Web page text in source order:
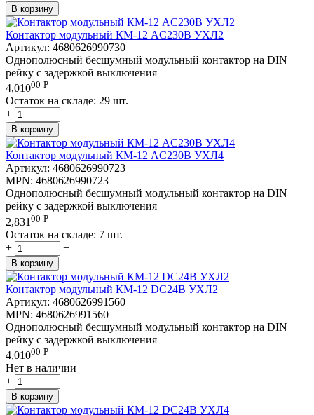
В корзину
Контактор модульный КМ-12 AC230В УХЛ2
Артикул: 4680626990730
Однополюсный бесшумный модульный контактор на DIN
рейку с задержкой выключения
4,01000 Р
Остаток на складе: 29 шт.
+
−
В корзину
Контактор модульный КМ-12 AC230В УХЛ4
Артикул: 4680626990723
MPN: 4680626990723
Однополюсный бесшумный модульный контактор на DIN
рейку с задержкой выключения
2,831 00 Р
Остаток на складе: 7 шт.
+
−
В корзину
Контактор модульный КМ-12 DC24В УХЛ2
Артикул: 4680626991560
MPN: 4680626991560
Однополюсный бесшумный модульный контактор на DIN
рейку с задержкой выключения
4,01000 Р
Нет в наличии
+
−
В корзину